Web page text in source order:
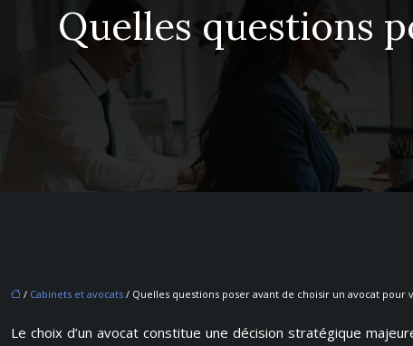
Quelles questions
/ Cabinets et avocats / Quelles questions poser avant de choisir un avocat pour
Le choix d’un avocat constitue une décision stratégique